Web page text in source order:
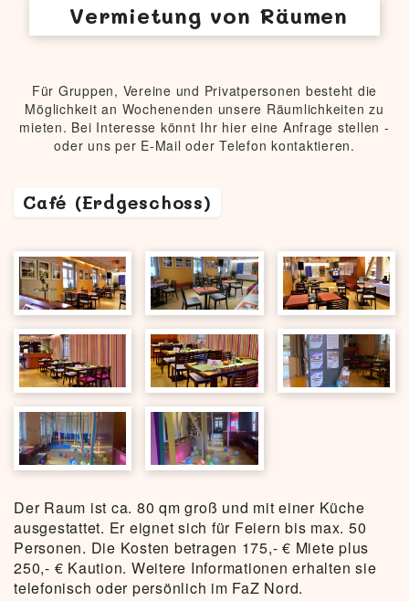
Vermietung von Räumen
Für Gruppen, Vereine und Privatpersonen besteht die
Möglichkeit an Wochenenden unsere Räumlichkeiten zu
mieten. Bei Interesse könnt Ihr hier eine Anfrage stellen -
oder uns per E-Mail oder Telefon kontaktieren.
Café (Erdgeschoss)
Der Raum ist ca. 80 qm groß und mit einer Küche
ausgestattet. Er eignet sich für Feiern bis max. 50
Personen. Die Kosten betragen 175,- € Miete plus
250,- € Kaution. Weitere Informationen erhalten sie
telefonisch oder persönlich im FaZ Nord.